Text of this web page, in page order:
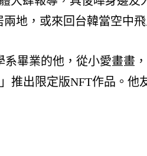
地，或來回台韓當空中
畢業的他，從小愛畫畫
推出限定版NFT作品。